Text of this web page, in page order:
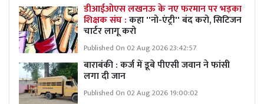
डीआईओएस लखनऊ के नए फरमान पर भड़का
शिक्षक संघ :कहा ''नो-एंट्री'' बंद करो, सिटिजन
चार्टर लागू करो
Published On 02 Aug 2026 23:42:57
बाराबंकी : कर्ज में डूबे पीएसी जवान ने फांसी
लगा दी जान
Published On 02 Aug 2026 19:00:02